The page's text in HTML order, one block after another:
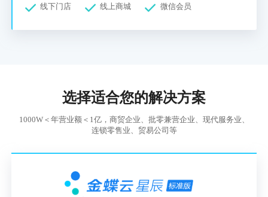
线下门店
线上商城 微信会员
选择适合您的解决方案
1000W＜年营业额＜1亿，商贸企业、批零兼营企业、现代服务业、
连锁零售业、贸易公司等